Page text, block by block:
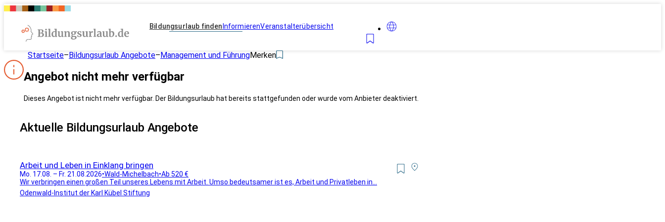
Bildungsurlaub finden InformierenVeranstalterübersicht
Startseite–Bildungsurlaub Angebote–Management und FührungMerken
Angebot nicht mehr verfügbar
Dieses Angebot ist nicht mehr verfügbar. Der Bildungsurlaub hat bereits stattgefunden oder wurde vom Anbieter deaktiviert.
Aktuelle Bildungsurlaub Angebote
Arbeit und Leben in Einklang bringen
Mo. 17.08. – Fr. 21.08.2026•Wald-Michelbach•Ab 520 €
Wir verbringen einen großen Teil unseres Lebens mit Arbeit. Umso bedeutsamer ist es, Arbeit und Privatleben in...
Odenwald-Institut der Karl Kübel Stiftung